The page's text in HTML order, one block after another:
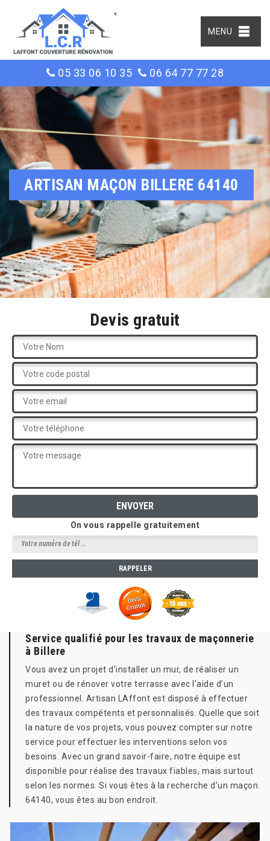
MENU
05 33 06 10 35 06 64 77 77 28
ARTISAN MAÇON BILLERE 64140
Devis gratuit
On vous rappelle gratuitement
Service qualifié pour les travaux de maçonnerie
à Billere
Vous avez un projet d’installer un mur, de réaliser un
muret ou de rénover votre terrasse avec l’aide d’un
professionnel. Artisan LAffont est disposé à effectuer
des travaux compétents et personnalisés. Quelle que soit
la nature de vos projets, vous pouvez compter sur notre
service pour effectuer les interventions selon vos
besoins. Avec un grand savoir-faire, notre équipe est
disponible pour réalise des travaux fiables, mais surtout
selon les normes. Si vous êtes à la recherche d’un maçon
64140, vous êtes au bon endroit.